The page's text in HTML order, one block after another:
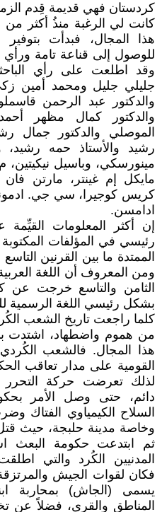
كردستان فهي قديمة قِدم
كانت لي الرغبة منذُ أكثر
هذا المجال، فبدأت بتوفير
للوصول إلى قناعة تامة
وقد اطلعت على رأي
جليلي جليل ومحمد أمين
والدكتور عبد الرحمن
والدكتور كمال مظهر
الموصلي والدكتور جمال
رشيد والأستاذ حمه
مينورسكي، وباسيل نيكيتين،
مايكل إم غينتر، مارتن فان
كريس كوجيرا، سي جي.
ادامسن.
إن أكثر المعلومات
رئيسي في المؤلفات المكتوبة
الممتدة ما بين القرنين
ومن المعروف أن اللغة
الثامن والتاسع خرجت عن
بشكل رئيسي اللغة الرسمية
كلما راجعت تاريخ الشعب
من هموم واضطهاد، اشتدت
هذا المجال. فالشعب
القومية على مدار تعاقب
لذلك تعرضت حركة التحرر
دائم، حتى وصل الأمر
السلاح الكيمياوي الفتاك
وخاصة مدينة حلبجة، حيث
ثم ابتدعت حكومة البعث
المدنيين الكُرد والتي
فكان لقوات الجيش
يسمى (الجاش) بمحاربة